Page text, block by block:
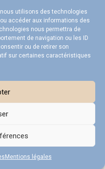
utilisons des technologies
accéder aux informations des
nous permettra de
de navigation ou les ID
ou de retirer son
sur certaines caractéristiques
Mentions légales
d’avoir respecté ces
réputés conformes
et aucune
valablement acceptée
cas de défaut de
à l’adresse
parfums , 29
dans son état
d’origine,
et du bon de
Mabylone parfums